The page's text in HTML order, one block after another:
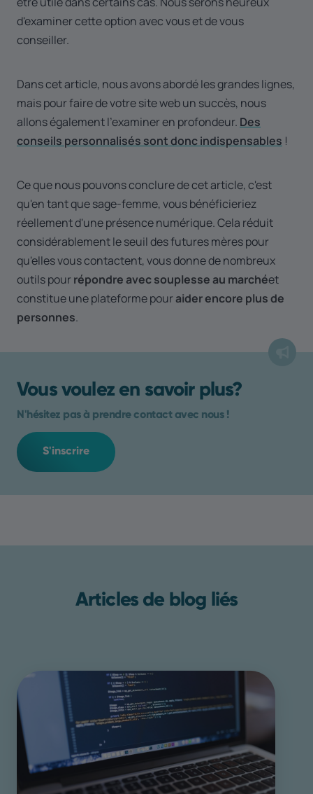
d'examiner cette option avec vous et de vous
conseiller.
Dans cet article, nous avons abordé les grandes lignes,
mais pour faire de votre site web un succès, nous
allons également l'examiner en profondeur. Des
conseils personnalisés sont donc indispensables !
Ce que nous pouvons conclure de cet article, c'est
qu'en tant que sage-femme, vous bénéficieriez
réellement d'une présence numérique. Cela réduit
considérablement le seuil des futures mères pour
qu'elles vous contactent, vous donne de nombreux
outils pour répondre avec souplesse au marchéet
constitue une plateforme pouraider encore plus de
personnes.
Vous voulez en savoir plus?
N'hésitez pas à prendre contact avec nous !
S'inscrire
Articles de blog liés